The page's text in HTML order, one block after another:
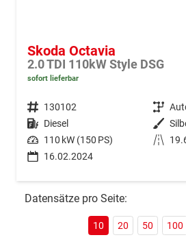
Skoda Octavia
2.0 TDI 110kW Style DSG
sofort lieferbar
Fahrzeugnr. 130102 Getriebe
Kraftstoff Diesel Außenfarbe
Leistung 110 kW (150 PS) Kilometerstand
16.02.2024
Datensätze pro Seite:
10 20 50 100